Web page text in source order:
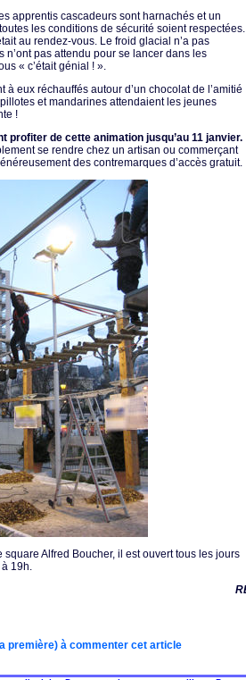
apprentis cascadeurs sont harnachés et un
les conditions de sécurité soient respectées.
au rendez-vous. Le froid glacial n’a pas
n’ont pas attendu pour se lancer dans les
« c’était génial ! ».
à eux réchauffés autour d’un chocolat de l’amitié
et mandarines attendaient les jeunes
!
profiter de cette animation jusqu’au 11 janvier.
se rendre chez un artisan ou commerçant
des contremarques d’accès gratuit.
square Alfred Boucher, il est ouvert tous les jours
19h.
première) à commenter cet article